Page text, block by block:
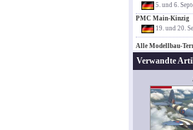
5. und 6.
PMC Main-Kinzig
19. und 20.
Alle Modellbau-
Verwandte